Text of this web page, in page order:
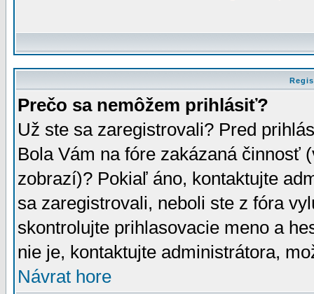
Prečo sa nemôžem prihlásiť?
Už ste sa zaregistrovali? Pred
Bola Vám na fóre zakázaná činnosť
zobrazí)? Pokiaľ áno, kontaktujte
sa zaregistrovali, neboli ste z fóra
skontrolujte prihlasovacie meno a
nie je, kontaktujte administrátora,
Návrat hore